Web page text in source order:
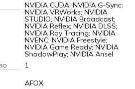
NVIDIA CUDA; NVIDIA G-Sync;
NVIDIA VRWorks; NVIDIA
STUDIO; NVIDIA Broadcast;
NVIDIA Reflex; NVIDIA DLSS;
NVIDIA Ray Tracing; NVIDIA
NVENC; NVIDIA Freestyle;
NVIDIA Game Ready; NVIDIA
ShadowPlay; NVIDIA Ansel
1
AFOX